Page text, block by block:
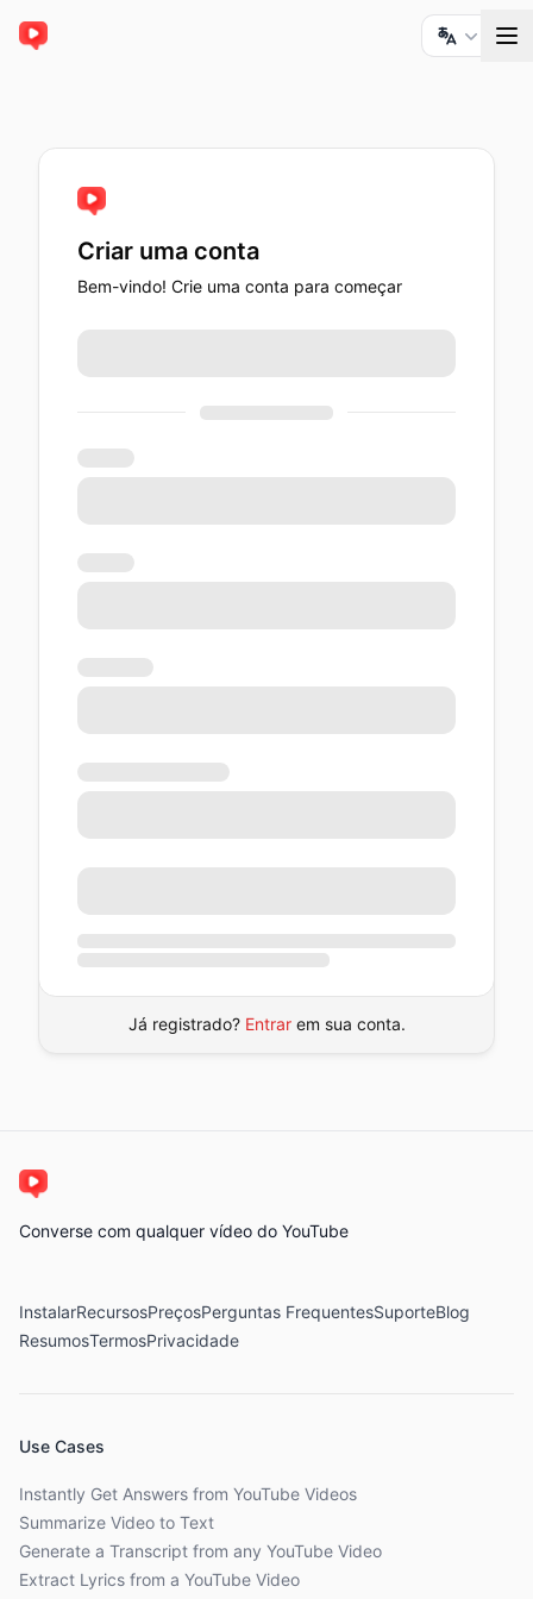
ChatTube
Criar uma conta
Bem-vindo! Crie uma conta para começar
Já registrado? Entrar em sua conta.
Converse com qualquer vídeo do YouTube
InstalarRecursosPreçosPerguntas FrequentesSuporteBlog
ResumosTermosPrivacidade
Use Cases
Instantly Get Answers from YouTube Videos
Summarize Video to Text
Generate a Transcript from any YouTube Video
Extract Lyrics from a YouTube Video